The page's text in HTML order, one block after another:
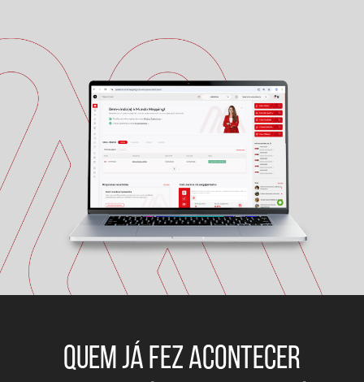
QUEM JÁ FEZ ACONTECER